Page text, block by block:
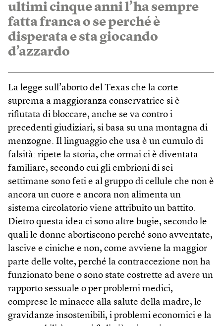
ultimi cinque anni l’ha sempre
fatta franca o se perché è
disperata e sta giocando
d’azzardo
La legge sull’aborto del Texas che la corte
suprema a maggioranza conservatrice si è
rifiutata di bloccare, anche se va contro i
precedenti giudiziari, si basa su una montagna di
menzogne. Il linguaggio che usa è un cumulo di
falsità: ripete la storia, che ormai ci è diventata
familiare, secondo cui gli embrioni di sei
settimane sono feti e al gruppo di cellule che non è
ancora un cuore e ancora non alimenta un
sistema circolatorio viene attribuito un battito.
Dietro questa idea ci sono altre bugie, secondo le
quali le donne abortiscono perché sono avventate,
lascive e ciniche e non, come avviene la maggior
parte delle volte, perché la contraccezione non ha
funzionato bene o sono state costrette ad avere un
rapporto sessuale o per problemi medici,
comprese le minacce alla salute della madre, le
gravidanze insostenibili, i problemi economici e la